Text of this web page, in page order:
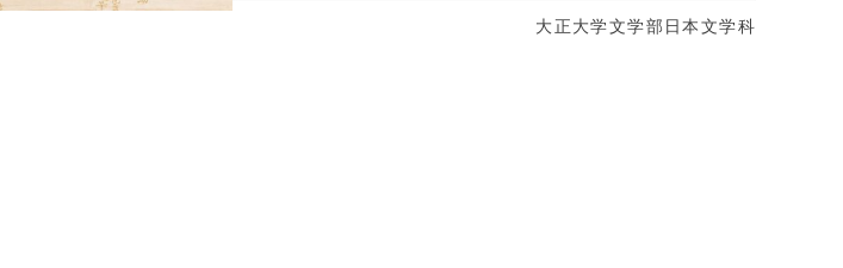
大正大学文学部日本文学科